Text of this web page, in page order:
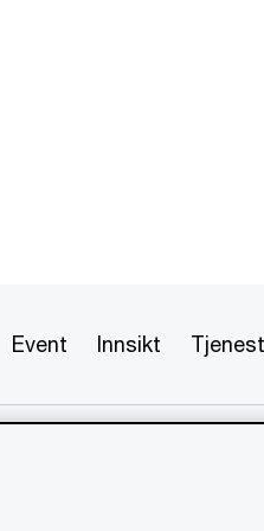
Event Innsikt
rettigheter forbeholdt. PwC